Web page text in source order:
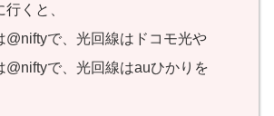
くと、
@niftyで、光回線はドコモ光や
@niftyで、光回線はauひかりを